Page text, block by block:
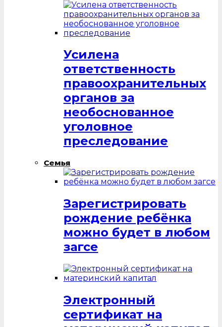
Усилена
ответственность
правоохранительных
органов за
необоснованное
уголовное
преследование
Семья
Зарегистрировать
рождение ребёнка
можно будет в любом
загсе
Электронный
сертификат на